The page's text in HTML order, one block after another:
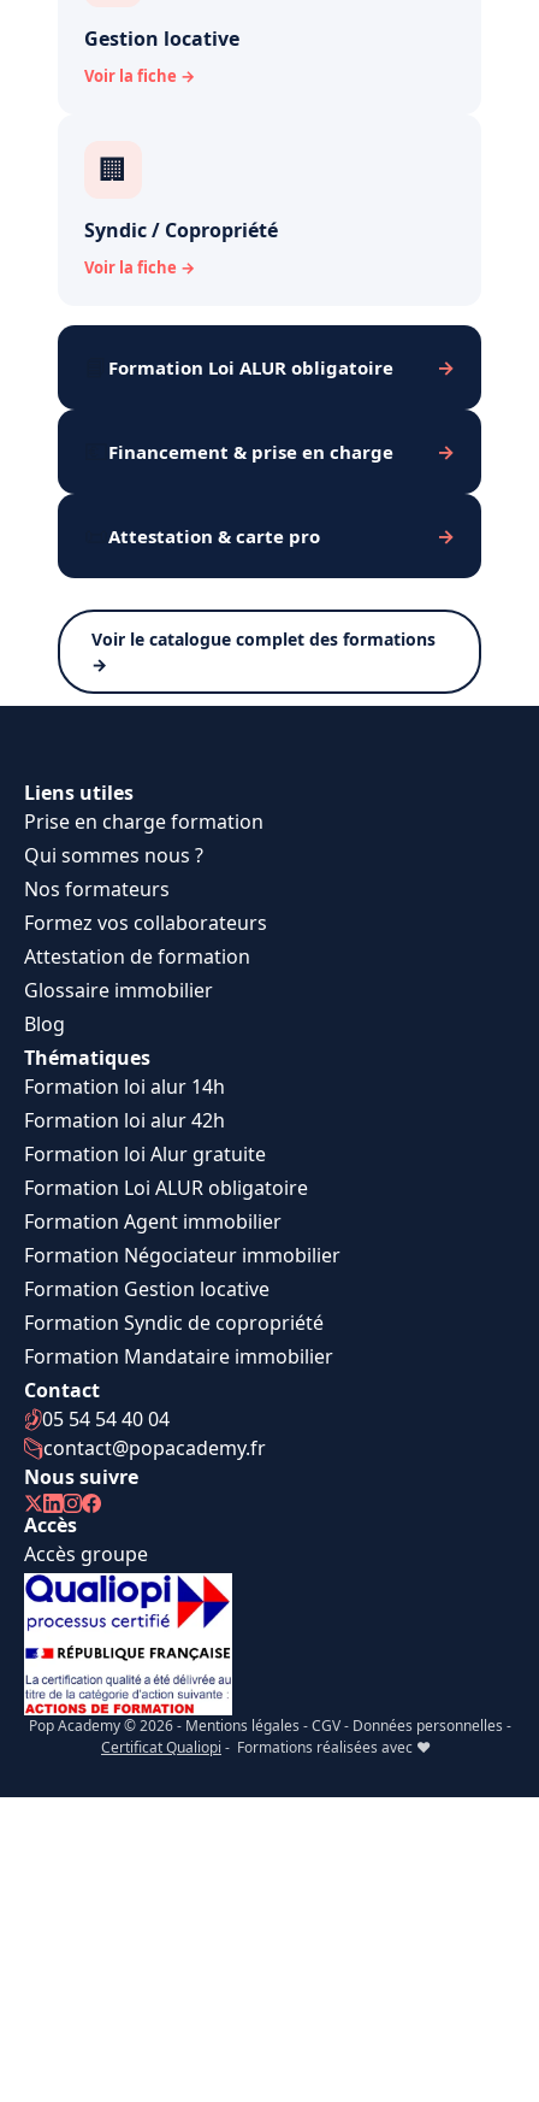
Gestion locative
Voir la fiche →
🏢
Syndic / Copropriété
Voir la fiche →
Formation Loi ALUR obligatoire →
Financement & prise en charge →
Attestation & carte pro →
Voir le catalogue complet des formations
→
Liens utiles
Prise en charge formation
Qui sommes nous ?
Nos formateurs
Formez vos collaborateurs
Attestation de formation
Glossaire immobilier
Blog
Thématiques
Formation loi alur 14h
Formation loi alur 42h
Formation loi Alur gratuite
Formation Loi ALUR obligatoire
Formation Agent immobilier
Formation Négociateur immobilier
Formation Gestion locative
Formation Syndic de copropriété
Formation Mandataire immobilier
Contact
05 54 54 40 04
contact@popacademy.fr
Nous suivre
Accès
Accès groupe
Pop Academy © 2026 - Mentions légales -CGV- Données personnelles -
Certificat Qualiopi - Formations réalisées avec ❤️